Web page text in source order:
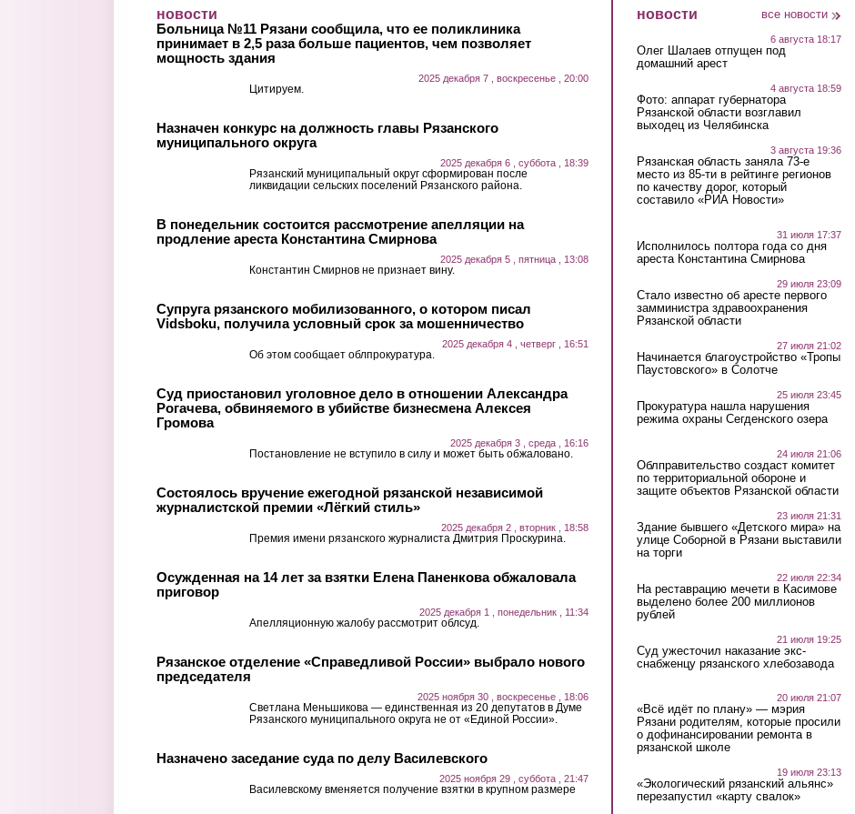
новости
Больница №11 Рязани сообщила, что ее поликлиника
принимает в 2,5 раза больше пациентов, чем позволяет
мощность здания
2025 декабря 7 , воскресенье , 20:00
Цитируем.
Назначен конкурс на должность главы Рязанского
муниципального округа
2025 декабря 6 , суббота , 18:39
Рязанский муниципальный округ сформирован после
ликвидации сельских поселений Рязанского района.
В понедельник состоится рассмотрение апелляции на
продление ареста Константина Смирнова
2025 декабря 5 , пятница , 13:08
Константин Смирнов не признает вину.
Супруга рязанского мобилизованного, о котором писал
Vidsboku, получила условный срок за мошенничество
2025 декабря 4 , четверг , 16:51
Об этом сообщает облпрокуратура.
Суд приостановил уголовное дело в отношении Александра
Рогачева, обвиняемого в убийстве бизнесмена Алексея
Громова
2025 декабря 3 , среда , 16:16
Постановление не вступило в силу и может быть обжаловано.
Состоялось вручение ежегодной рязанской независимой
журналистской премии «Лёгкий стиль»
2025 декабря 2 , вторник , 18:58
Премия имени рязанского журналиста Дмитрия Проскурина.
Осужденная на 14 лет за взятки Елена Паненкова обжаловала
приговор
2025 декабря 1 , понедельник , 11:34
Апелляционную жалобу рассмотрит облсуд.
Рязанское отделение «Справедливой России» выбрало нового
председателя
2025 ноября 30 , воскресенье , 18:06
Светлана Меньшикова — единственная из 20 депутатов в Думе
Рязанского муниципального округа не от «Единой России».
Назначено заседание суда по делу Василевского
2025 ноября 29 , суббота , 21:47
Василевскому вменяется получение взятки в крупном размере
новости все новости
6 августа 18:17
Олег Шалаев отпущен под
домашний арест
4 августа 18:59
Фото: аппарат губернатора
Рязанской области возглавил
выходец из Челябинска
3 августа 19:36
Рязанская область заняла 73-е
место из 85-ти в рейтинге регионов
по качеству дорог, который
составило «РИА Новости»
31 июля 17:37
Исполнилось полтора года со дня
ареста Константина Смирнова
29 июля 23:09
Стало известно об аресте первого
замминистра здравоохранения
Рязанской области
27 июля 21:02
Начинается благоустройство «Тропы
Паустовского» в Солотче
25 июля 23:45
Прокуратура нашла нарушения
режима охраны Сегденского озера
24 июля 21:06
Облправительство создаст комитет
по территориальной обороне и
защите объектов Рязанской области
23 июля 21:31
Здание бывшего «Детского мира» на
улице Соборной в Рязани выставили
на торги
22 июля 22:34
На реставрацию мечети в Касимове
выделено более 200 миллионов
рублей
21 июля 19:25
Суд ужесточил наказание экс-
снабженцу рязанского хлебозавода
20 июля 21:07
«Всё идёт по плану» — мэрия
Рязани родителям, которые просили
о дофинансировании ремонта в
рязанской школе
19 июля 23:13
«Экологический рязанский альянс»
перезапустил «карту свалок»